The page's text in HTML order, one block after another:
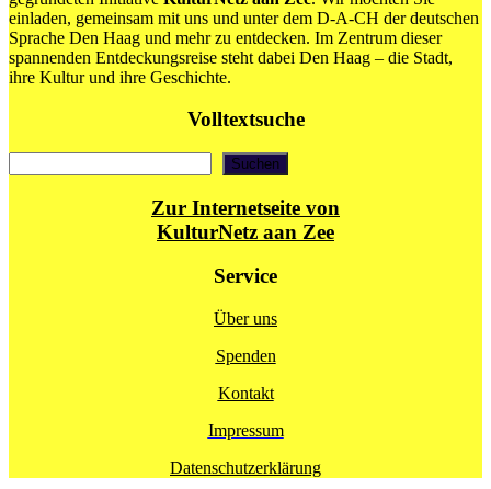
einladen, gemeinsam mit uns und unter dem D-A-CH der deutschen
Sprache Den Haag und mehr zu entdecken. Im Zentrum dieser
spannenden Entdeckungsreise steht dabei Den Haag – die Stadt,
ihre Kultur und ihre Geschichte.
Volltextsuche
Suchen
Zur Internetseite von
KulturNetz aan Zee
Service
Über uns
Spenden
Kontakt
Impressum
Datenschutzerklärung